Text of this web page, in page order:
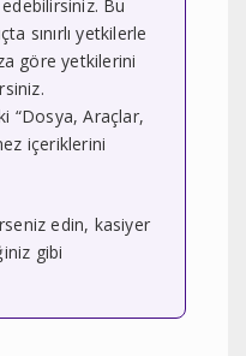
Bu
sınırlı yetkilerle
göre yetkilerini
“Dosya, Araçlar,
içeriklerini
edin, kasiyer
gibi